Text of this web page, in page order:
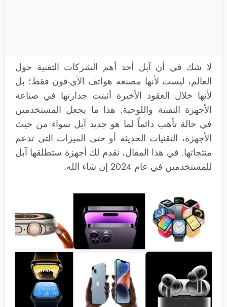
لا شك في أن آبل أحد أهم الشركات التقنية حول
العالم، ليست لأنها مصنعه هواتف الآي-فون فقط؛ بل
لأنها خلال العقود الأخيرة أثبتت جدارتها في صناعة
الأجهزة التقنية واللوحية. هذا ما يجعل المستخدمين
في حالة تأهب دائماً لما هو جديد آبل سواء من حيث
الأجهزة، التقنيات الحديثة أو حتى الميزات التي تدعم
منتجاتها. في هذا المقال، نقدم لك أجهزة ستطلقها آبل
للمستخدمين في عام 2024 إن شاء الله.